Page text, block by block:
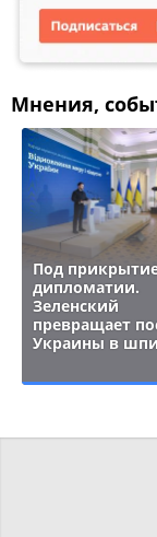
Мнения,
Под
дипломатии.
Зеленский
превращает
Украины в